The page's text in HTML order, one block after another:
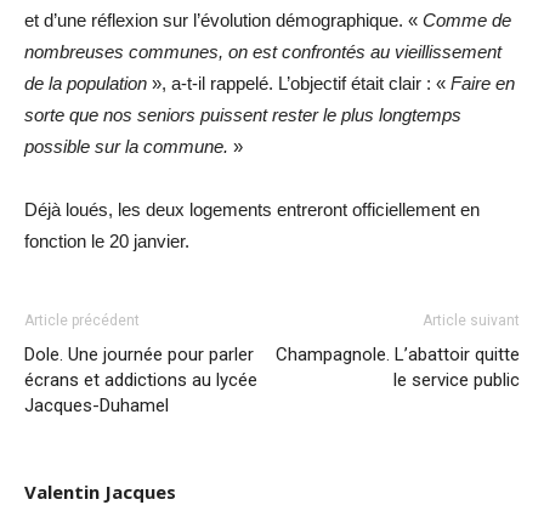
et d’une réflexion sur l’évolution démographique. « Comme de
nombreuses communes, on est confrontés au vieillissement
de la population », a-t-il rappelé. L’objectif était clair : « Faire en
sorte que nos seniors puissent rester le plus longtemps
possible sur la commune. »
Déjà loués, les deux logements entreront officiellement en
fonction le 20 janvier.
Article précédent
Dole. Une journée pour parler
écrans et addictions au lycée
Jacques-Duhamel
Article suivant
Champagnole. L’abattoir quitte
le service public
Valentin Jacques